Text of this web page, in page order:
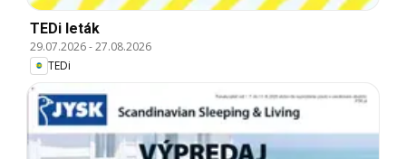
TEDi leták
29.07.2026-27.08.2026
TEDi